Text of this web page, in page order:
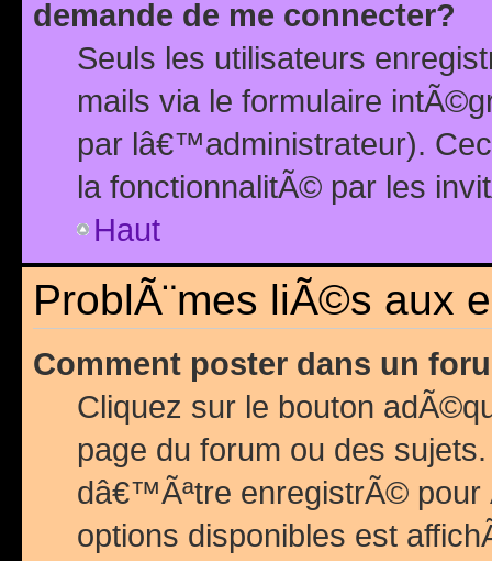
demande de me connecter?
Seuls les utilisateurs
mails via le formulaire
par lâ€™administrateur).
la fonctionnalitÃ© par les
Haut
ProblÃ¨mes liÃ©s aux
Comment poster dans un
Cliquez sur le bouton
page du forum ou des
dâ€™Ãªtre enregistrÃ©
options disponibles est